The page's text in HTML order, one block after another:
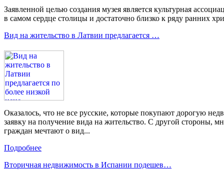
Заявленной целью создания музея является культурная
в самом сердце столицы и достаточно близко к ряду ранних
Вид на жительство в Латвии предлагается …
Оказалось, что не все русские, которые покупают дорогую
заявку на получение вида на жительство. С другой стороны,
граждан мечтают о вид...
Подробнее
Вторичная недвижимость в Испании подешев…